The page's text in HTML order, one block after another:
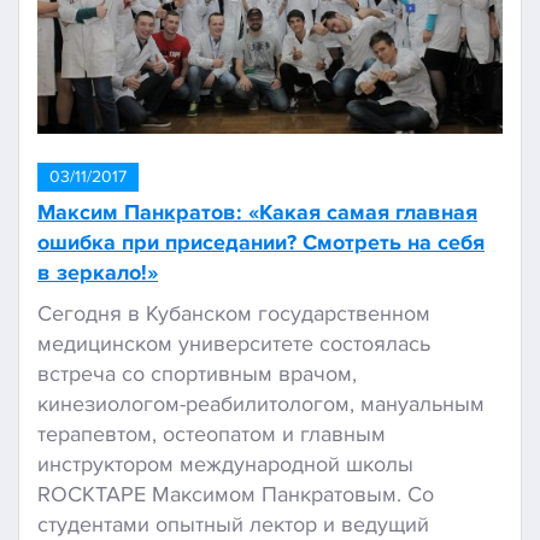
03/11/2017
Максим Панкратов: «Какая самая главная
ошибка при приседании? Смотреть на себя
в зеркало!»
Сегодня в Кубанском государственном
медицинском университете состоялась
встреча со спортивным врачом,
кинезиологом-реабилитологом, мануальным
терапевтом, остеопатом и главным
инструктором международной школы
ROCKTAPE Максимом Панкратовым. Со
студентами опытный лектор и ведущий